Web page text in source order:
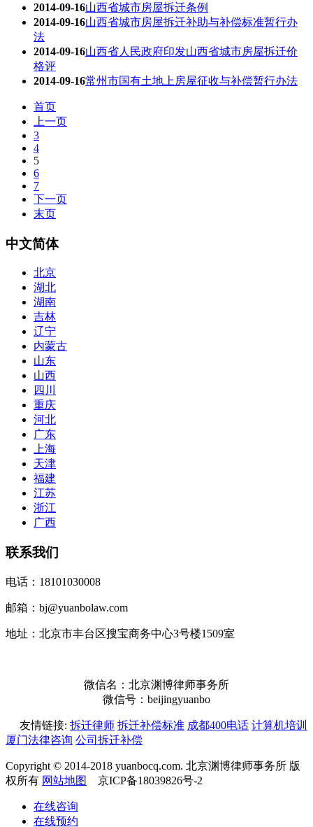
2014-09-16山西省城市房屋拆迁条例
2014-09-16山西省城市房屋拆迁补助与补偿标准暂行办
法
2014-09-16山西省人民政府印发山西省城市房屋拆迁价
格评
2014-09-16常州市国有土地上房屋征收与补偿暂行办法
首页
上一页
3
4
5
6
7
下一页
末页
中文简体
北京
湖北
湖南
吉林
辽宁
内蒙古
山东
山西
四川
重庆
河北
广东
上海
天津
福建
江苏
浙江
广西
联系我们
电话：18101030008
邮箱：bj@yuanbolaw.com
地址：北京市丰台区搜宝商务中心3号楼1509室
微信名：北京渊博律师事务所
微信号：beijingyuanbo
友情链接: 拆迁律师 拆迁补偿标准 成都400电话 计算机培训
厦门法律咨询 公司拆迁补偿
Copyright © 2014-2018 yuanbocq.com. 北京渊博律师事务所 版
权所有 网站地图 京ICP备18039826号-2
在线咨询
在线预约